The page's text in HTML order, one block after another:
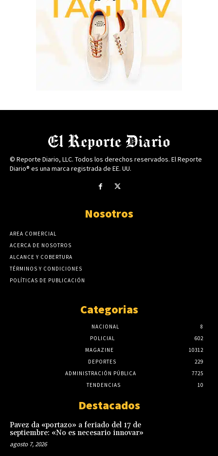
© Reporte Diario, LLC. Todos los derechos reservados. El Reporte
Diario® es una marca registrada de EE. UU.
Nosotros
AREA COMERCIAL
ACERCA DE NOSOTROS
ALCANCE Y COBERTURA
TÉRMINOS Y CONDICIONES
POLÍTICAS DE PUBLICACIÓN
Categorias
NACIONAL
8
POLICIAL
602
MAGAZINE
10312
DEPORTES
229
ADMINISTRACIÓN PÚBLICA
7725
TENDENCIAS
10
Destacados
Pavez da «portazo» a feriado del 17 de
septiembre: «No es necesario innovar»
agosto 7, 2026